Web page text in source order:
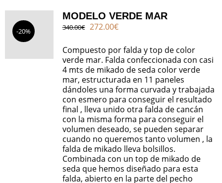
-20%
MODELO VERDE MAR
340.00€ El
original
era:
340.00€.
272.00€El
actual
es:
272.00€.
Compuesto por falda y top de color
verde mar. Falda confeccionada con casi
4 mts de mikado de seda color verde
mar, estructurada en 11 paneles
dándoles una forma curvada y trabajada
con esmero para conseguir el resultado
final , lleva unido otra falda de cancán
con la misma forma para conseguir el
volumen deseado, se pueden separar
cuando no queremos tanto volumen , la
falda de mikado lleva bolsillos.
Combinada con un top de mikado de
seda que hemos diseñado para esta
falda, abierto en la parte del pecho